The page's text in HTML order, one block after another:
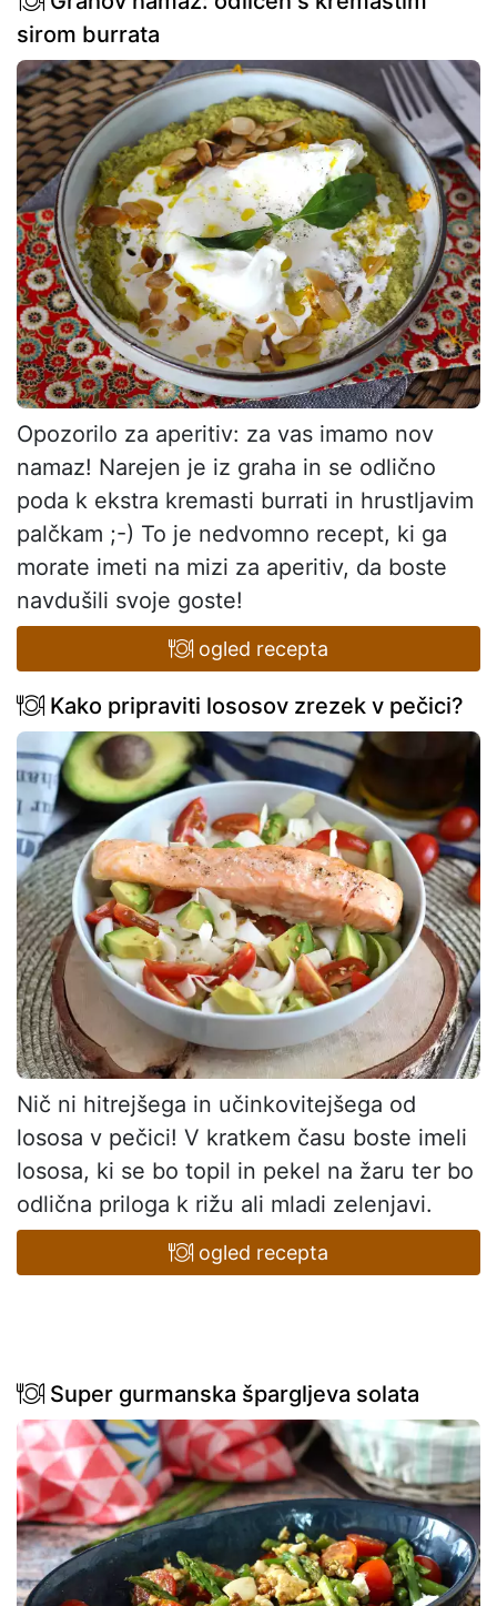
sirom burrata
Opozorilo za aperitiv: za vas imamo nov
namaz! Narejen je iz graha in se odlično
poda k ekstra kremasti burrati in hrustljavim
palčkam ;-) To je nedvomno recept, ki ga
morate imeti na mizi za aperitiv, da boste
navdušili svoje goste!
ogled recepta
Kako pripraviti lososov zrezek v pečici?
Nič ni hitrejšega in učinkovitejšega od
lososa v pečici! V kratkem času boste imeli
lososa, ki se bo topil in pekel na žaru ter bo
odlična priloga k rižu ali mladi zelenjavi.
ogled recepta
Super gurmanska špargljeva solata